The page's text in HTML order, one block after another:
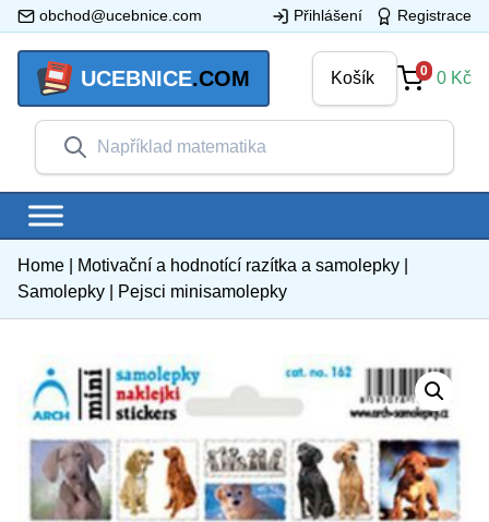
obchod@ucebnice.com Přihlášení Registrace
UCEBNICE.COM Košík 0 0 Kč
Home Motivační a hodnotící razítka a samolepky
Samolepky
Pejsci minisamolepky